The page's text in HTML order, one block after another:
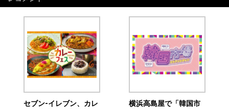
セブン‐イレブン、カレ
横浜高島屋で「韓国市